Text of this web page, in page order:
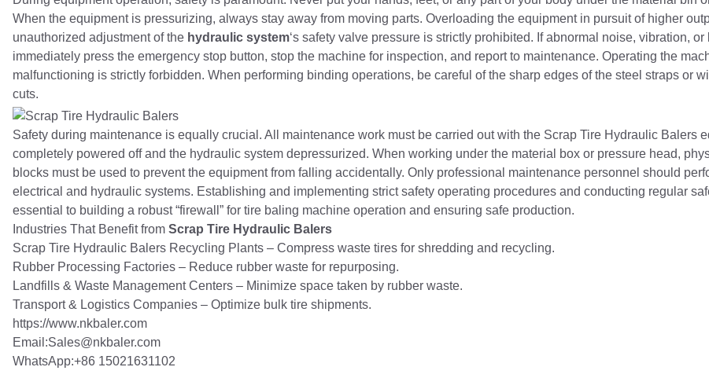
When the equipment is pressurizing, always stay away from moving parts. Overloading the equipment in pursuit of higher
unauthorized adjustment of the hydraulic system‘s safety valve pressure is strictly prohibited. If abnormal noise, vibration,
immediately press the emergency stop button, stop the machine for inspection, and report to maintenance. Operating the
malfunctioning is strictly forbidden. When performing binding operations, be careful of the sharp edges of the steel straps or
cuts.
Safety during maintenance is equally crucial. All maintenance work must be carried out with the Scrap Tire Hydraulic Balers
completely powered off and the hydraulic system depressurized. When working under the material box or pressure head,
blocks must be used to prevent the equipment from falling accidentally. Only professional maintenance personnel should
electrical and hydraulic systems. Establishing and implementing strict safety operating procedures and conducting regular
essential to building a robust “firewall” for tire baling machine operation and ensuring safe production.
Industries That Benefit from Scrap Tire Hydraulic Balers
Scrap Tire Hydraulic Balers Recycling Plants – Compress waste tires for shredding and recycling.
Rubber Processing Factories – Reduce rubber waste for repurposing.
Landfills & Waste Management Centers – Minimize space taken by rubber waste.
Transport & Logistics Companies – Optimize bulk tire shipments.
https://www.nkbaler.com
Email:Sales@nkbaler.com
WhatsApp:+86 15021631102